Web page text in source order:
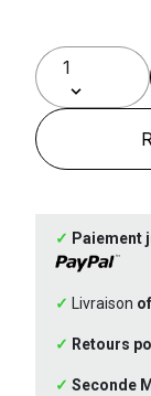
✓ Paiement
✓ Livraison
✓ Retours
✓ Seconde